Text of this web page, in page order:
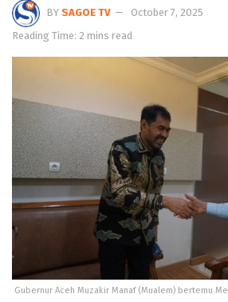
BY SAGOE TV
October 7, 2025
Reading Time: 2 mins read
Gubernur Aceh Muzakir Manaf (Mualem) bertemu